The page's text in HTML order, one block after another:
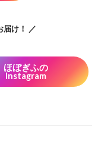
届け！ ／
ほぼぎふの
Instagram